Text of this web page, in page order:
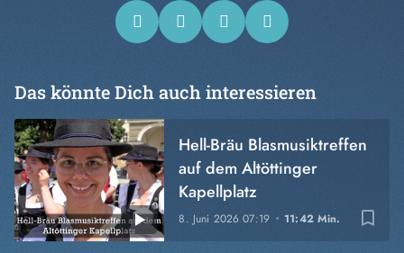
Das könnte Dich auch interessieren
bookmark_border
8. Juni 202607:19 11:42 Min.
Hell-Bräu Blasmusiktreffen
auf dem Altöttinger
Kapellplatz